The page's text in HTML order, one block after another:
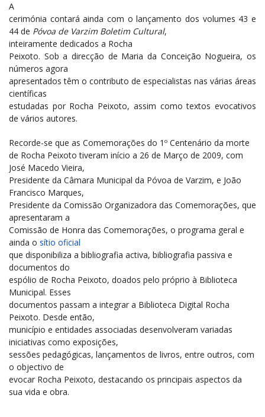
A
cerimónia contará ainda com o lançamento dos volumes 43 e
44 de Póvoa de Varzim Boletim Cultural,
inteiramente dedicados a Rocha
Peixoto. Sob a direcção de Maria da Conceição Nogueira, os
números agora
apresentados têm o contributo de especialistas nas várias áreas
científicas
estudadas por Rocha Peixoto, assim como textos evocativos
de vários autores.
Recorde-se que as Comemorações do 1º Centenário da morte
de Rocha Peixoto tiveram início a 26 de Março de 2009, com
José Macedo Vieira,
Presidente da Câmara Municipal da Póvoa de Varzim, e João
Francisco Marques,
Presidente da Comissão Organizadora das Comemorações, que
apresentaram a
Comissão de Honra das Comemorações, o programa geral e
ainda o sítio oficial
que disponibiliza a bibliografia activa, bibliografia passiva e
documentos do
espólio de Rocha Peixoto, doados pelo próprio à Biblioteca
Municipal. Esses
documentos passam a integrar a Biblioteca Digital Rocha
Peixoto. Desde então,
município e entidades associadas desenvolveram variadas
iniciativas como exposições,
sessões pedagógicas, lançamentos de livros, entre outros, com
o objectivo de
evocar Rocha Peixoto, destacando os principais aspectos da
sua vida e obra.